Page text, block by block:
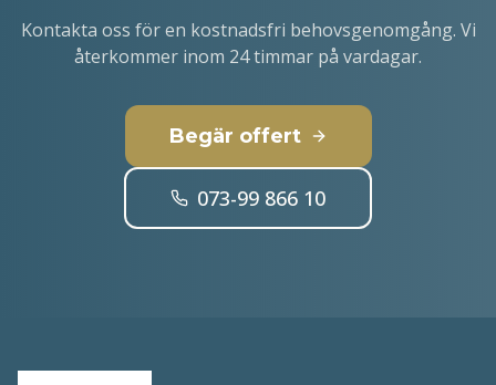
Kontakta oss för en kostnadsfri behovsgenomgång. Vi
återkommer inom 24 timmar på vardagar.
Begär offert
073-99 866 10